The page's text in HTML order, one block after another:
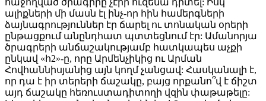
հաջողված ծրագիրը չէիր ուզենա դիտել: Իսկ
ալիքների մի մասն էլ ինչ-որ հին համերգների
ձայնագրություններ էր ճարել ու տոնական օրերի
ընթացքում անընդհատ պտտեցնում էր: Ամանորյա
ծրագրերի անճաշակությամբ հատկապես աչքի
ընկավ «հ2»-ը, որը Արմենչիկից ու Արման
Հովհաննիսյանից այն կողմ չանցավ: Հասկանալի է,
որ դա է իր տերերի ճաշակը, բայց որքանո՞վ է ճիշտ
այդ ճաշակը հեռուստադիտողի վզին փաթաթելը: